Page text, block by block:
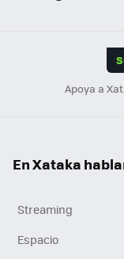
Apoya a
En Xataka
Streaming
Espacio